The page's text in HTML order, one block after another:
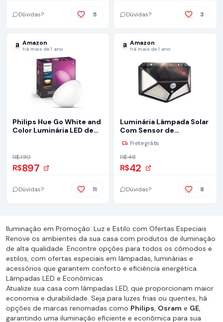
Dúvidas? 5 Dúvidas? 3
Amazon
há mais de 1 ano
Philips Hue Go White and
Color Luminária LED de
Zigbee), funciona com
Alexa
R$ 1.110
R$897
Dúvidas? 11
Amazon
há mais de 1 ano
Luminária Lâmpada Solar
Com Sensor de
Presença/Movimento
20W LED 100 SMD 4
Placas 3 Funções À Prova
D'água Arandela
Carregável Enegria Solar
Frete grátis
R$ 48
R$42
Dúvidas? 8
Iluminação em Promoção: Luz e Estilo com Ofertas Especiais
Renove os ambientes da sua casa com produtos de iluminação
de alta qualidade. Encontre opções para todos os cômodos e
estilos, com ofertas especiais em lâmpadas, luminárias e
acessórios que garantem conforto e eficiência energética.
Lâmpadas LED e Econômicas
Atualize sua casa com lâmpadas LED, que proporcionam maior
economia e durabilidade. Seja para luzes frias ou quentes, há
opções de marcas renomadas como Philips, Osram e GE,
garantindo uma iluminação eficiente e econômica para sua